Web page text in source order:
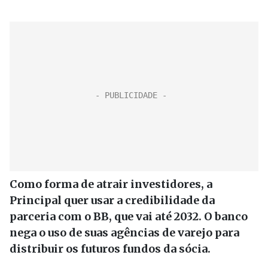
Como forma de atrair investidores, a
Principal quer usar a credibilidade da
parceria com o BB, que vai até 2032. O banco
nega o uso de suas agências de varejo para
distribuir os futuros fundos da sócia.